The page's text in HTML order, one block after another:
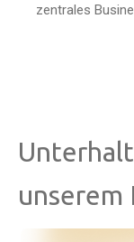
zentrales
unserem